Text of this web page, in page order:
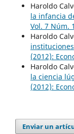
Haroldo
la infancia
Vol. 7 Núm.
Haroldo
instituciones
(2012):
Haroldo
la ciencia
(2012):
Enviar un